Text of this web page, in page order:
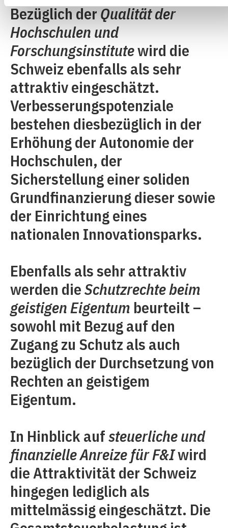
Bezüglich der Qualität der
Hochschulen und
Forschungsinstitutewird die
Schweiz ebenfalls als sehr
attraktiv eingeschätzt.
Verbesserungspotenziale
bestehen diesbezüglich in der
Erhöhung der Autonomie der
Hochschulen, der
Sicherstellung einer soliden
Grundfinanzierung dieser sowie
der Einrichtung eines
nationalen Innovationsparks.
Ebenfalls als sehr attraktiv
werden dieSchutzrechte beim
geistigen Eigentum beurteilt –
sowohl mit Bezug auf den
Zugang zu Schutz als auch
bezüglich der Durchsetzung von
Rechten an geistigem
Eigentum.
In Hinblick aufsteuerliche und
finanzielle Anreize für F&Iwird
die Attraktivität der Schweiz
hingegen lediglich als
mittelmässig eingeschätzt. Die